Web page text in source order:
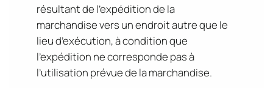
résultant de l’expédition de la
marchandise vers un endroit autre que le
lieu d’exécution, à condition que
l’expédition ne corresponde pas à
l’utilisation prévue de la marchandise.